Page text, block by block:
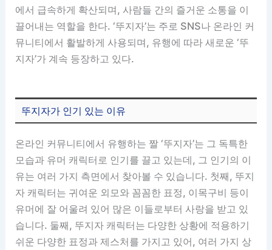
에서 급속하게 확산되며, 사람들 간의 즐거운 소통을 이
끌어내는 역할을 한다. ‘뚜지자’는 주로 SNS나 온라인 커
뮤니티에서 활발하게 사용되며, 유행에 따라 새로운 ‘뚜
지자’가 계속 등장하고 있다.
뚜지자가 인기 있는 이유
온라인 커뮤니티에서 유행하는 짤 ‘뚜지자’는 그 독특한
모습과 유머 캐릭터로 인기를 끌고 있는데, 그 인기의 이
유는 여러 가지 측면에서 찾아볼 수 있습니다. 첫째, 뚜지
자 캐릭터는 귀여운 외모와 꼼꼼한 표정, 이목구비 등이
유머에 잘 어울려 있어 많은 이들로부터 사랑을 받고 있
습니다. 둘째, 뚜지자 캐릭터는 다양한 상황에 적용하기
쉬운 다양한 표정과 제스처를 가지고 있어, 여러 가지 상